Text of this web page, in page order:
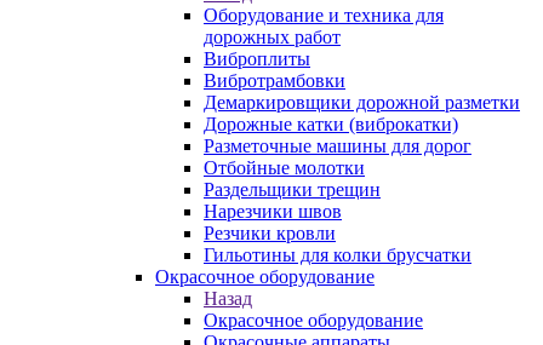
Оборудование и техника для
дорожных работ
Виброплиты
Вибротрамбовки
Демаркировщики дорожной разметки
Дорожные катки (виброкатки)
Разметочные машины для дорог
Отбойные молотки
Раздельщики трещин
Нарезчики швов
Резчики кровли
Гильотины для колки брусчатки
Окрасочное оборудование
Назад
Окрасочное оборудование